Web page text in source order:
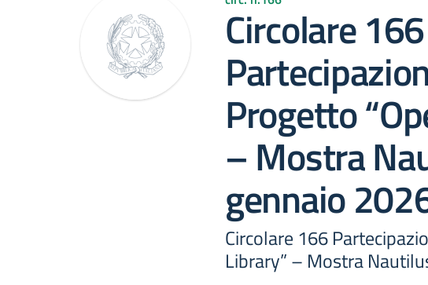
Circolare 166
Progetto
– Mostra
gennaio
Circolare 166
Library” – Mostra